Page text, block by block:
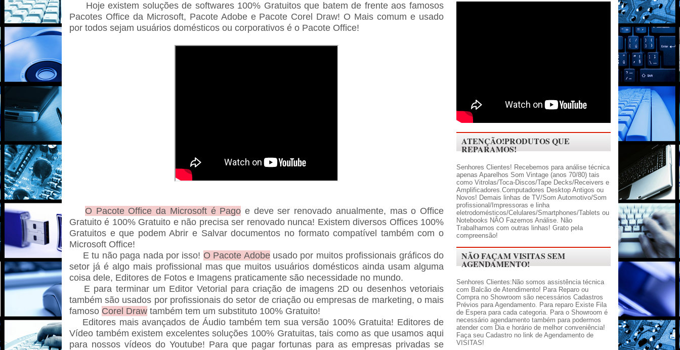
Hoje existem soluções de softwares 100% Gratuitos que batem de frente aos famosos
Pacotes Office da Microsoft, Pacote Adobe e Pacote Corel Draw! O Mais comum e usado
por todos sejam usuários domésticos ou corporativos é o Pacote Office!
O Pacote Office da Microsoft é Pago e deve ser renovado anualmente, mas o Office
Gratuito é 100% Gratuito e não precisa ser renovado nunca! Existem diversos Offices 100%
Gratuitos e que podem Abrir e Salvar documentos no formato compatível também com o
Microsoft Office!
E tu não paga nada por isso! O Pacote Adobeusado por muitos profissionais gráficos do
setor já é algo mais profissional mas que muitos usuários domésticos ainda usam alguma
coisa dele, Editores de Fotos e Imagens praticamente são necessidade no mundo.
E para terminar um Editor Vetorial para criação de imagens 2D ou desenhos vetoriais
também são usados por profissionais do setor de criação ou empresas de marketing, o mais
famoso Corel Draw também tem um substituto 100% Gratuito!
Editores mais avançados de Áudio também tem sua versão 100% Gratuita! Editores de
Vídeo também existem excelentes soluções 100% Gratuitas, tais como as que usamos aqui
para nossos vídeos do Youtube! Para que pagar fortunas para as empresas privadas se
ATENÇÃO!PRODUTOS QUE
REPARAMOS!
Senhores Clientes! Recebemos para análise técnica
apenas Aparelhos Som Vintage (anos 70/80) tais
como Vitrolas/Toca-Discos/Tape Decks/Receivers e
Amplificadores.Computadores Desktop Antigos ou
Novos! Demais linhas de TV/Som Automotivo/Som
profissional/Impressoras e linha
eletrodomésticos/Celulares/Smartphones/Tablets ou
Notebooks NÂO Fazemos Análise. Não
Trabalhamos com outras linhas! Grato pela
compreensão!
NÃO FAÇAM VISITAS SEM
AGENDAMENTO!
Senhores Clientes:Não somos assistência técnica
com Balcão de Atendimento! Para Reparo ou
Compra no Showroom são necessários Cadastros
Prévios para Agendamento. Para reparo Existe Fila
de Espera para cada categoria. Para o Showroom é
necessário agendamento também para podermos
atender com Dia e horário de melhor conveniência!
Faça seu Cadastro no link de Agendamento de
VISITAS!